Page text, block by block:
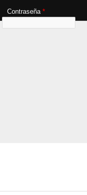
Contraseña *